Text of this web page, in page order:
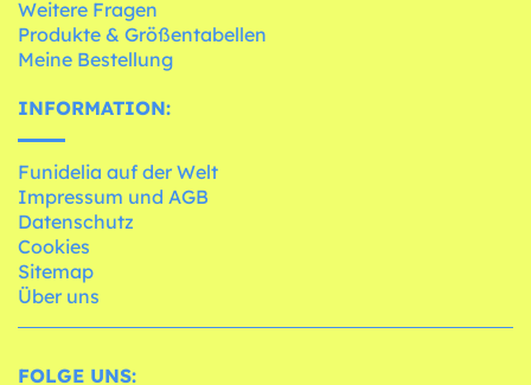
Weitere Fragen
Produkte & Größentabellen
Meine Bestellung
INFORMATION:
Funidelia auf der Welt
Impressum und AGB
Datenschutz
Cookies
Sitemap
Über uns
FOLGE UNS: